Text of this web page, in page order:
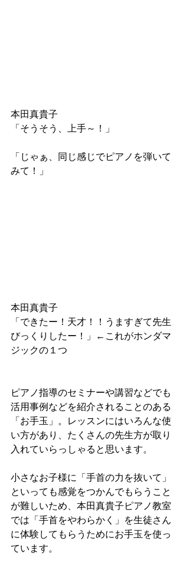
本田真貴子
「そうそう、上手～！」
「じゃぁ、同じ感じでピアノを弾いて
みて！」
本田真貴子
「できたー！天才！！うますぎて先生
びっくりしたー！」←これがホンダマ
ジックの１つ
ピアノ指導のセミナーや講習などでも
活用事例などを紹介されることのある
「お手玉」。レッスンにはいろんな使
い方があり、たくさんの先生方が取り
入れていらっしゃると思います。
小さなお子様に「手首の力を抜いて」
といっても感覚をつかんでもらうこと
が難しいため、本田真貴子ピアノ教室
では「手首をやわらかく」を生徒さん
に体験してもらうためにお手玉を使っ
ています。